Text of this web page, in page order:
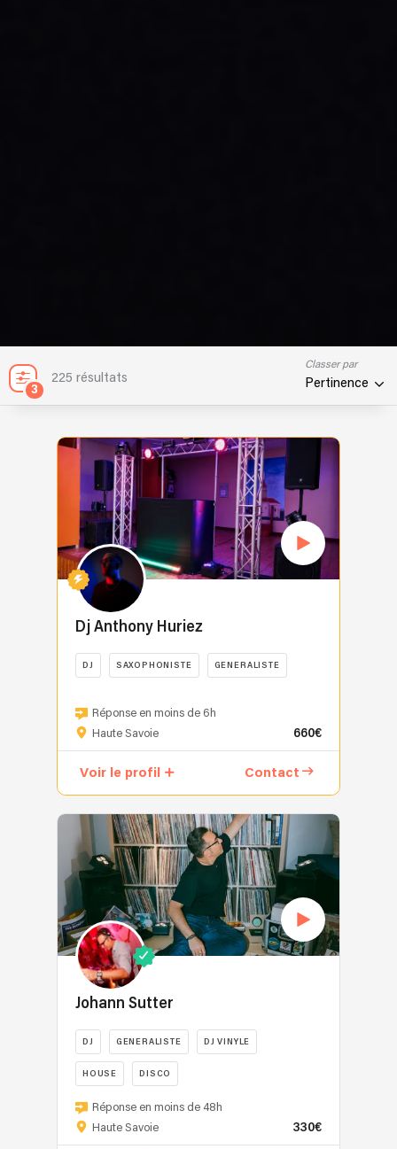
3
225 résultats
Classer par
Pertinence
Dj Anthony Huriez
DJ SAXOPHONISTE GENERALISTE
depuis
plus
de
10
vibrer
les
lieux
et
les
publics
à
travers
des
musicaux
variés.
Mon
expérience
m’a
amené
Réponse en moins de 6h
Haute Savoie
660€
Voir le profil Contact
Johann Sutter
DJ GENERALISTE DJ VINYLE
HOUSE DISCO
Johann
Sutter
Réponse en moins de 48h
Haute Savoie
330€